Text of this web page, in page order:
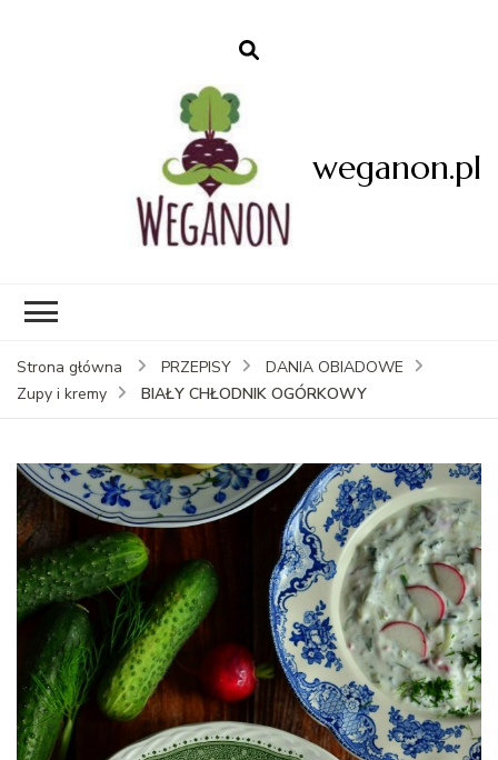
weganon.pl
Strona główna PRZEPISY
DANIA OBIADOWE
Zupy i kremy
BIAŁY CHŁODNIK OGÓRKOWY